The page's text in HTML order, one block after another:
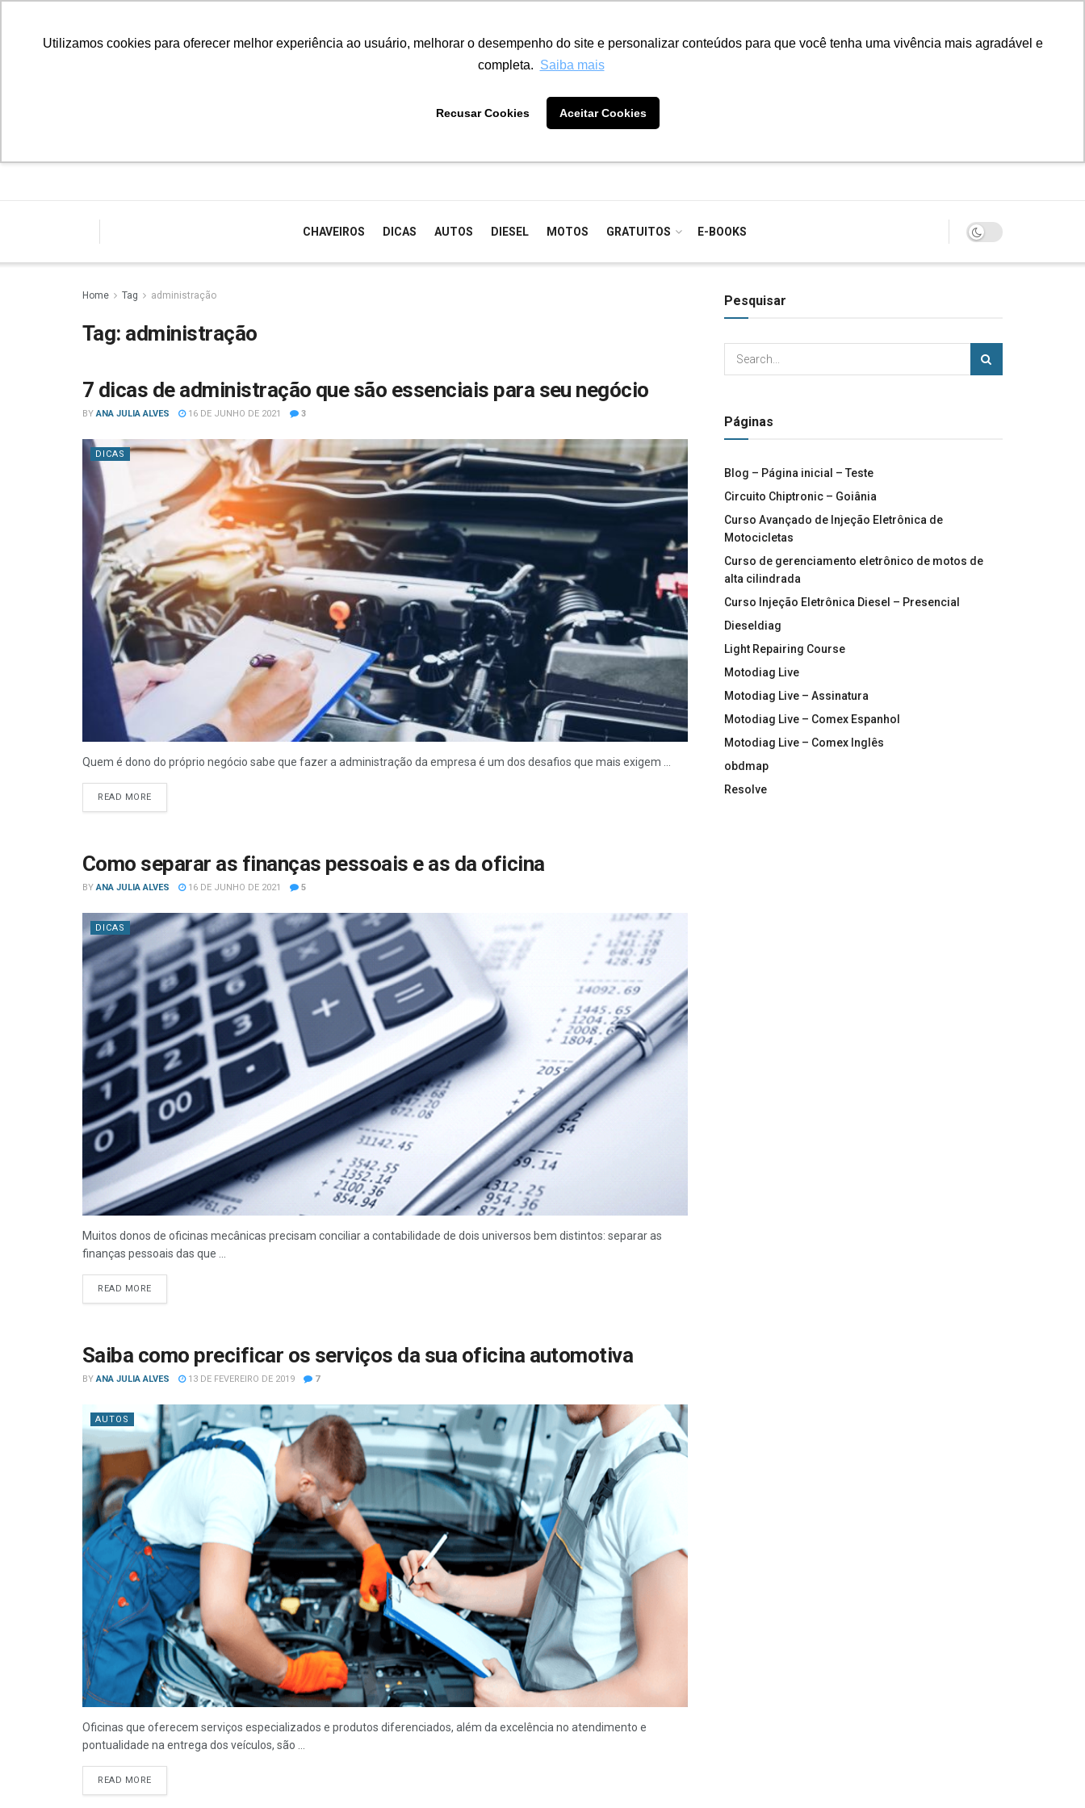
Utilizamos cookies para oferecer melhor experiência ao usuário, melhorar o desempenho do site e personalizar conteúdos para que você tenha uma vivência mais agradável e
completa. Saiba mais
Recusar Cookies Aceitar Cookies
CHAVEIROS DICAS AUTOS DIESEL MOTOS GRATUITOS E-BOOKS
Home Tag administração
Tag: administração
7 dicas de administração que são essenciais para seu negócio
BY ANA JULIA ALVES 16 DE JUNHO DE 2021 3
DICAS
Quem é dono do próprio negócio sabe que fazer a administração da empresa é um dos desafios que mais exigem ...
READ MORE
Como separar as finanças pessoais e as da oficina
BY ANA JULIA ALVES 16 DE JUNHO DE 2021 5
DICAS
Muitos donos de oficinas mecânicas precisam conciliar a contabilidade de dois universos bem distintos: separar as
finanças pessoais das que ...
READ MORE
Saiba como precificar os serviços da sua oficina automotiva
BY ANA JULIA ALVES 13 DE FEVEREIRO DE 2019 7
AUTOS
Oficinas que oferecem serviços especializados e produtos diferenciados, além da excelência no atendimento e
pontualidade na entrega dos veículos, são ...
READ MORE
Pesquisar
Páginas
Blog – Página inicial – Teste
Circuito Chiptronic – Goiânia
Curso Avançado de Injeção Eletrônica de
Motocicletas
Curso de gerenciamento eletrônico de motos de
alta cilindrada
Curso Injeção Eletrônica Diesel – Presencial
Dieseldiag
Light Repairing Course
Motodiag Live
Motodiag Live – Assinatura
Motodiag Live – Comex Espanhol
Motodiag Live – Comex Inglês
obdmap
Resolve